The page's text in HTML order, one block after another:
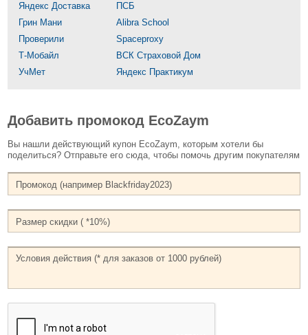
Яндекс Доставка
ПСБ
Грин Мани
Alibra School
Проверили
Spaceproxy
Т-Мобайл
ВСК Страховой Дом
УчМет
Яндекс Практикум
Добавить промокод EcoZaym
Вы нашли действующий купон EcoZaym, которым хотели бы
поделиться? Отправьте его сюда, чтобы помочь другим покупателям